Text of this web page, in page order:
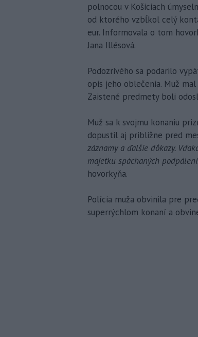
polnocou v Košiciach
od ktorého vzbĺkol celý
eur. Informovala o tom
Jana Illésová.
Podozrivého sa podarilo
opis jeho oblečenia. Muž
Zaistené predmety boli
Muž sa k svojmu konaniu
dopustil aj približne pred
záznamy a ďalšie dôkazy.
majetku spáchaných
hovorkyňa.
Polícia muža obvinila pre
superrýchlom konaní a